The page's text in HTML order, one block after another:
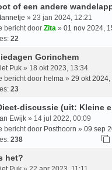
of een andere
» 23 jan 2024, 12:21
bericht door Zita » 01 nov 2024,
22
Gorinchem
Puk » 18 okt 2023, 13:34
bericht door helma » 29 okt 2024,
23
discussie (uit: Kleine
Ewijk » 14 jul 2022, 00:09
bericht door Posthoorn » 09 sep
238
het?